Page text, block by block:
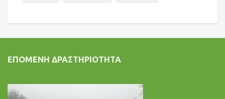
ΕΠΌΜΕΝΗ ΔΡΑΣΤΗΡΙΌΤΗΤΑ